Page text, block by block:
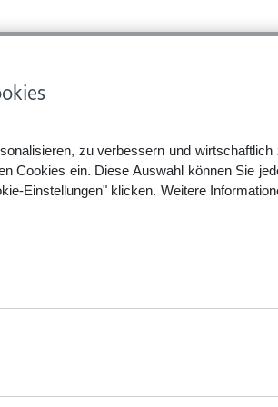
zu verbessern und wirtschaftlich
Cookies ein. Diese Auswahl können Sie
Einstellungen" klicken. Weitere
trotz Kündigung